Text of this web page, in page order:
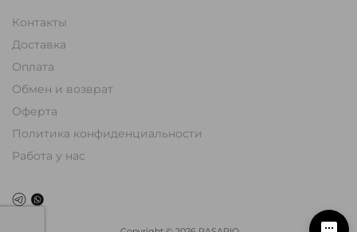
Контакты
Доставка
Оплата
Обмен и возврат
Оферта
Политика конфиденциальности
Работа у нас